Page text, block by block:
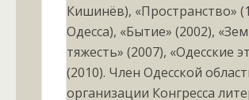
Кишинёв), «Пространство»
Одесса), «Бытие» (2002),
тяжесть» (2007), «Одесские
(2010). Член Одесской
организации Конгресса